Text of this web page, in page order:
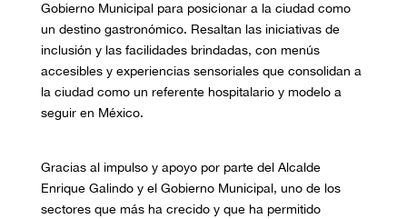
Gobierno Municipal para posicionar a la ciudad como
un destino gastronómico. Resaltan las iniciativas de
inclusión y las facilidades brindadas, con menús
accesibles y experiencias sensoriales que consolidan a
la ciudad como un referente hospitalario y modelo a
seguir en México.
Gracias al impulso y apoyo por parte del Alcalde
Enrique Galindo y el Gobierno Municipal, uno de los
sectores que más ha crecido y que ha permitido